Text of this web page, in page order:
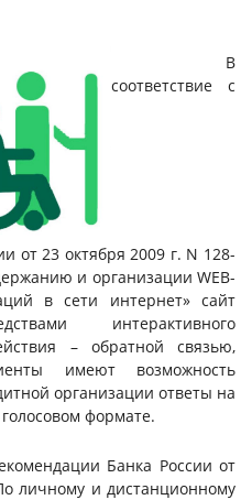
В
соответствие с
от 23 октября 2009 г. N 128-
и организации WEB-
в сети интернет» сайт
интерактивного
– обратной связью,
имеют возможность
организации ответы на
формате.
Банка России от
личному и дистанционному